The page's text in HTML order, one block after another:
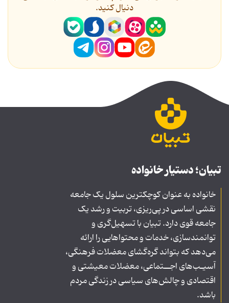
دنیال کنید.
تبیان؛ دستیار خانواده
خانواده به عنوان کوچکترین سلول یک جامعه
نقشی اساسی در پی‌ریزی، تربیت و رشد یک
جامعه قوی دارد. تبیان با تسهیل‌گری و
توانمندسازی، خدمات و محتواهایی را ارائه
می‌دهد که بتواند گره‌گشای معضلات فرهنگی،
آسیـب‌های اجــتماعی، معضلات معیشتی و
اقتصادی و چالش‌های سیاسی در زندگی مردم
باشد.